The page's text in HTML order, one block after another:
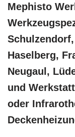
Mephisto
Haselberg,
Neugaul,
und
oder